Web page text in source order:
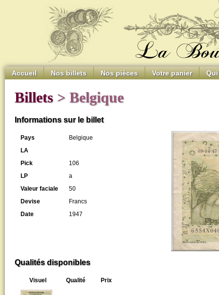
Accueil Nos billets Nos pièces Votre panier
Billets > Belgique
Informations sur le billet
Pays
Belgique
LA
Pick
106
LP
a
Valeur faciale
50
Devise
Francs
Date
1947
Qualités disponibles
Visuel Qualité Prix